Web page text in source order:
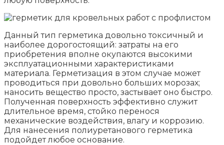
Данный тип герметика довольно токсичный и
наиболее дорогостоящий: затраты на его
приобретения вполне окупаются высокими
эксплуатационными характеристиками
материала. Герметизация в этом случае может
проводиться при довольно больших морозах;
наносить вещество просто, застывает оно быстро.
Полученная поверхность эффективно служит
длительное время, стойко перенося
механические воздействия, влагу и коррозию.
Для нанесения полиуретанового герметика
подойдет любое основание.